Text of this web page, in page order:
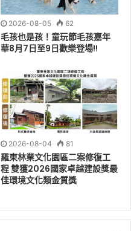
2026-08-05 62
毛孩也是孩！童玩節毛孩嘉年
華8月7日至9日歡樂登場!!
2026-08-04 81
羅東林業文化園區二案修復工
程 雙獲2026國家卓越建設獎最
佳環境文化類金質獎